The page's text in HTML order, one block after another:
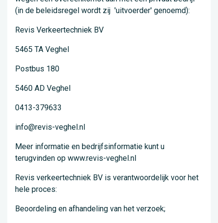
(in de beleidsregel wordt zij 'uitvoerder' genoemd):
Revis Verkeertechniek BV
5465 TA Veghel
Postbus 180
5460 AD Veghel
0413-379633
info@revis-veghel.nl
Meer informatie en bedrijfsinformatie kunt u
terugvinden op www.revis-veghel.nl
Revis verkeertechniek BV is verantwoordelijk voor het
hele proces:
Beoordeling en afhandeling van het verzoek;